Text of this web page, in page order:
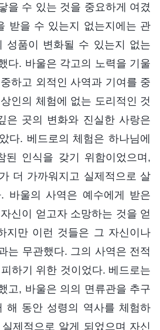
을 수 있는 것을 중요하게 여겼
받을 수 있는지 없는지에는 관
성품이 변화될 수 있는지 없는
다. 바울은 각고의 노력을 기울
하고 외적인 사역과 기여를 중
인의 체험에 없는 도리적인 것
은 곳의 변화와 진실한 사랑은
다. 베드로의 체험은 하나님에
된 인식을 갖기 위함이었으며,
더 가까워지고 실제적으로 살
바울의 사역은 예수에게 받은
신이 얻고자 소망하는 것을 얻
지만 이런 것들은 그 자신이나
는 무관했다. 그의 사역은 전적
하기 위한 것이었다. 베드로는
고, 바울은 의의 면류관을 추구
해 동안 성령의 역사를 체험하
제적으로 알게 되었으며 자신